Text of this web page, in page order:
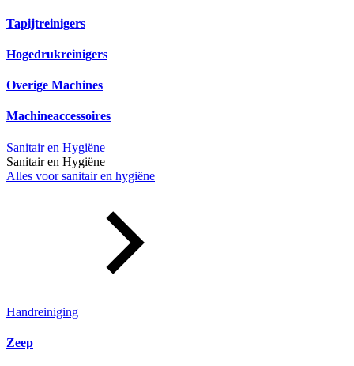
Tapijtreinigers
Hogedrukreinigers
Overige Machines
Machineaccessoires
Sanitair en Hygiëne
Sanitair en Hygiëne
Alles voor sanitair en hygiëne
Handreiniging
Zeep